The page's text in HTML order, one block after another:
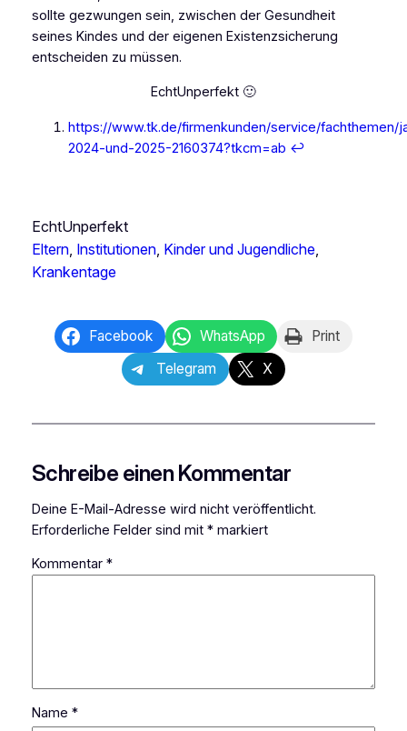
sollte gezwungen sein, zwischen der Gesundheit
seines Kindes und der eigenen Existenzsicherung
entscheiden zu müssen.
EchtUnperfekt 🙂
https://www.tk.de/firmenkunden/service/fachthemen/
2024-und-2025-2160374?tkcm=ab ↩︎
EchtUnperfekt
Eltern, Institutionen, Kinder und Jugendliche
Krankentage
Facebook WhatsApp
Print
Telegram
X
Schreibe einen Kommentar
Deine E-Mail-Adresse wird nicht veröffentlicht.
Erforderliche Felder sind mit *markiert
Kommentar *
Name *